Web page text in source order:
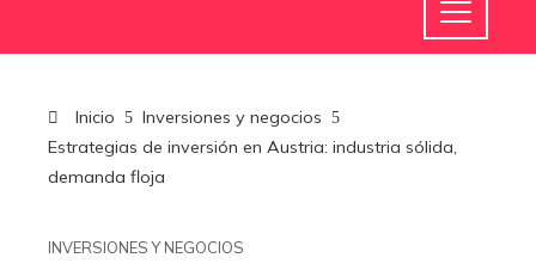
Inicio
Inversiones y negocios
Estrategias de inversión en Austria: industria sólida,
demanda floja
INVERSIONES Y NEGOCIOS